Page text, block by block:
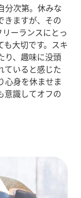
分次第。休みな
きますが、その
ーランスにとっ
も大切です。スキ
り、趣味に没頭
ていると感じた
心身を休ませま
意識してオフの